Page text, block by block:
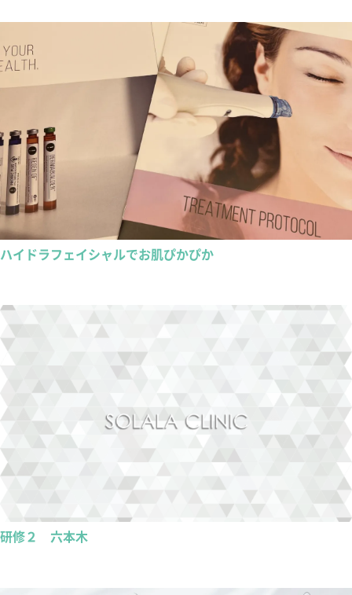
ハイドラフェイシャルでお肌ぴかぴか
研修２ 六本木